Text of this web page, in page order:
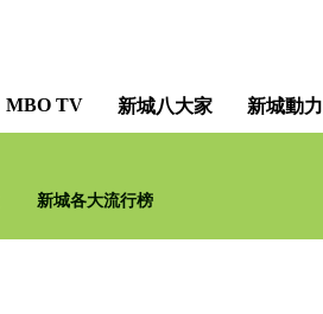
MBO TV 新城八大家 新城動力
新城各大流行榜